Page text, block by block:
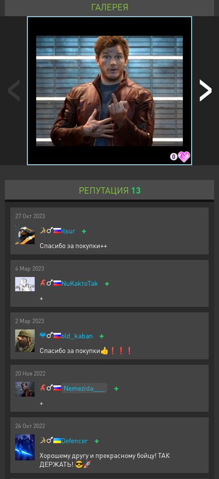
ГАЛЕРЕЯ
0
РЕПУТАЦИЯ 13
27 Окт 2023
ilsur +
Спасибо за покупки++
4 Мар 2023
NuKaktoTak +
+
2 Мар 2023
old_kaban +
Спасибо за покупки👍❗️❗️❗️
20 Ноя 2022
Nemezida___ +
+
26 Окт 2022
Defencer +
Хорошему другу и прекрасному бойцу! ТАК
ДЕРЖАТЬ! 😎🚀